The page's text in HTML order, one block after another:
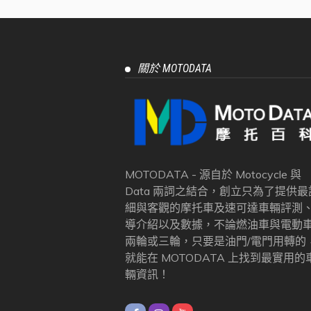
關於 MOTODATA
MOTODATA - 源自於 Motocycle 與
Data 兩詞之結合，創立只為了提供最
細與客觀的摩托車及速可達車輛評測
導介紹以及數據，不論燃油車與電動
兩輪或三輪，只要是油門/電門用轉的
就能在 MOTODATA 上找到最實用的
輛資訊！